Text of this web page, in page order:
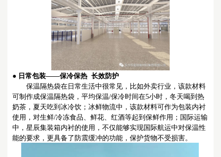
● 日常包装——保冷保热 长效防护
保温隔热袋在日常生活中很常见，比如外卖行业，该款材料
可制作成保温隔热袋，平均保温/保冷时间在5小时，冬天喝到热
奶茶，夏天吃到冰冷饮；冰鲜物流中，该款材料可作为包装内衬
使用，对生鲜/冷冻食品、鲜花、红酒等起到保鲜作用； 国际运输
中，星辰集装箱内衬的使用，不仅能够实现国际航运中对保温性
能的要求，更具备了防震缓冲的功能，保护货物不受损害。